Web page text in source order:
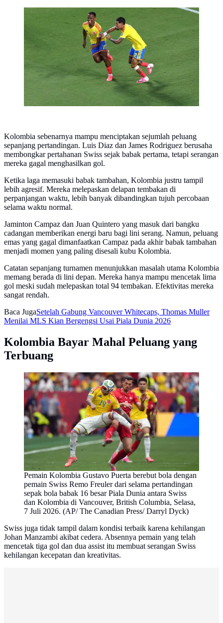
Perayaan gol Kolombia saat melawan Ghana di 32
besar Piala Dunia 2026 (AFP)
Kolombia sebenarnya mampu menciptakan sejumlah peluang
sepanjang pertandingan. Luis Diaz dan James Rodriguez berusaha
membongkar pertahanan Swiss sejak babak pertama, tetapi serangan
mereka gagal menghasilkan gol.
Ketika laga memasuki babak tambahan, Kolombia justru tampil
lebih agresif. Mereka melepaskan delapan tembakan di
perpanjangan waktu, lebih banyak dibandingkan tujuh percobaan
selama waktu normal.
Jaminton Campaz dan Juan Quintero yang masuk dari bangku
cadangan memberikan energi baru bagi lini serang. Namun, peluang
emas yang gagal dimanfaatkan Campaz pada akhir babak tambahan
menjadi momen yang paling disesali kubu Kolombia.
Catatan sepanjang turnamen menunjukkan masalah utama Kolombia
memang berada di lini depan. Mereka hanya mampu mencetak lima
gol meski sudah melepaskan total 94 tembakan. Efektivitas mereka
sangat rendah.
Baca JugaSetelah Gabung Vancouver Whitecaps, Thomas Muller
Menilai MLS Kian Bergengsi Usai Piala Dunia 2026
Kolombia Bayar Mahal Peluang yang
Terbuang
Pemain Kolombia Gustavo Puerta berebut bola dengan
pemain Swiss Remo Freuler dari selama pertandingan
sepak bola babak 16 besar Piala Dunia antara Swiss
dan Kolombia di Vancouver, British Columbia, Selasa,
7 Juli 2026. (AP/ The Canadian Press/ Darryl Dyck)
Swiss juga tidak tampil dalam kondisi terbaik karena kehilangan
Johan Manzambi akibat cedera. Absennya pemain yang telah
mencetak tiga gol dan dua assist itu membuat serangan Swiss
kehilangan kecepatan dan kreativitas.